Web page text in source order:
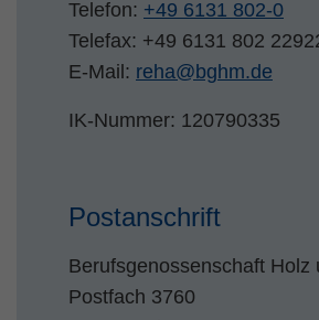
Telefon: +49 6131 802-0
Telefax: +49 6131 802
E-Mail: reha@bghm.de
IK-Nummer: 120790335
Postanschrift
Berufsgenossenschaft Holz
Postfach 3760
Zweck PHPs Standard